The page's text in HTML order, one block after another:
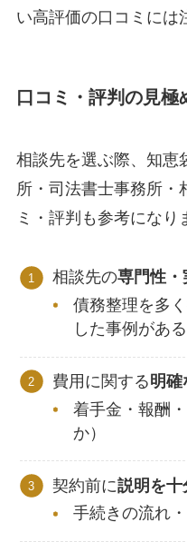
い高評価の口コミには
口コミ・評判の見極
相談先を選ぶ際、知恵
所・司法書士事務所・
ミ・評判も参考になり
相談先の専門性・
債務整理を多
した事例があ
費用に関する明確
着手金・報酬
か）
契約前に説明を
手続きの流れ